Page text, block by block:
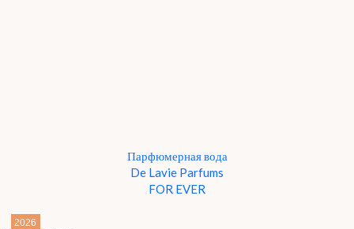
Парфюмерная вода
De Lavie Parfums
FOR EVER
2026